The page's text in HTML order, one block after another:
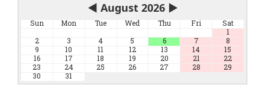
◀ August 2026 ▶
Sun Mon Tue Wed Thu Fri
Sat
1
2
3 4 5 6 7
8
9
10 11 12 13 14
15
16
17 18 19 20 21
22
23
24 25 26 27 28
29
30
31